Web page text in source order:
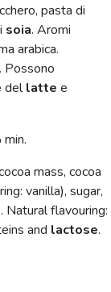
pasta di
soia. Aromi
arabica.
Possono
dellatte e
mass, cocoa
vanilla), sugar,
Natural flavouring:
and lactose.